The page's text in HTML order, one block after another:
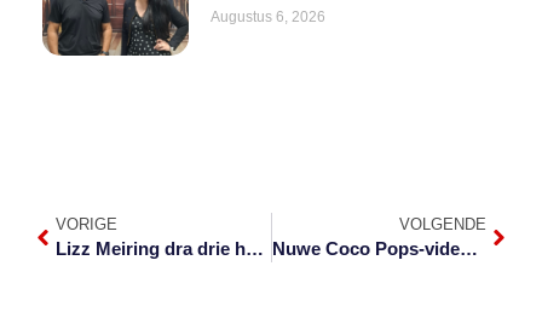
Augustus 6, 2026
VORIGE
Lizz Meiring dra drie hoede by Innibos vanjaar
VOLGENDE
Nuwe Coco Pops-video vanaand by Innibos geskiet